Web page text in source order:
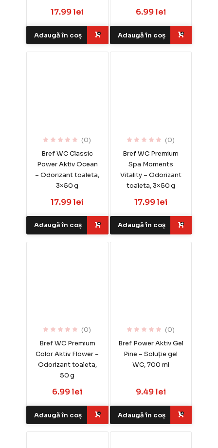
17.99 lei
Adaugă în coș
6.99 lei
Adaugă în coș
(0)
Bref WC Classic
Power Aktiv Ocean
– Odorizant toaleta,
3×50 g
17.99 lei
Adaugă în coș
(0)
Bref WC Premium
Spa Moments
Vitality – Odorizant
toaleta, 3×50 g
17.99 lei
Adaugă în coș
(0)
Bref WC Premium
Color Aktiv Flower –
Odorizant toaleta,
50 g
6.99 lei
Adaugă în coș
(0)
Bref Power Aktiv Gel
Pine – Soluție gel
WC, 700 ml
9.49 lei
Adaugă în coș